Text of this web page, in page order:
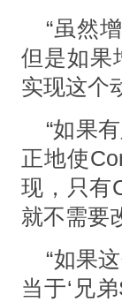
“虽然
但是如果
实现这个
“如果
正地使
现，只有
就不需要
“如果
当于‘兄